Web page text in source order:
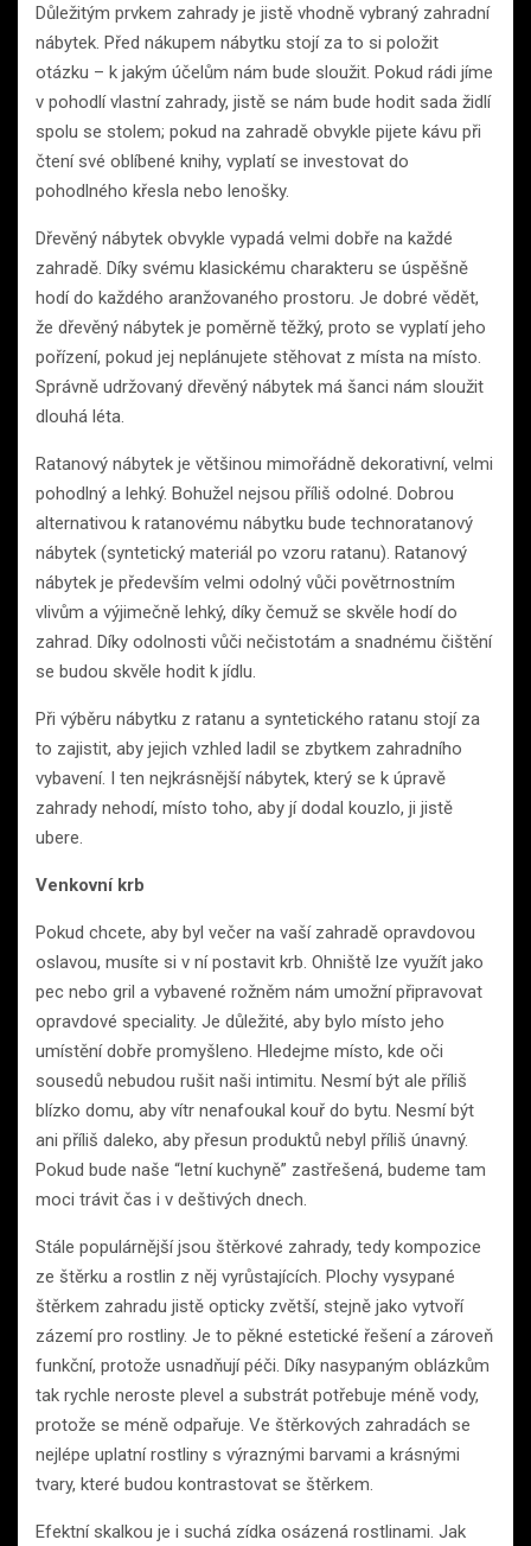
Důležitým prvkem zahrady je jistě vhodně vybraný zahradní
nábytek. Před nákupem nábytku stojí za to si položit
otázku – k jakým účelům nám bude sloužit. Pokud rádi jíme
v pohodlí vlastní zahrady, jistě se nám bude hodit sada židlí
spolu se stolem; pokud na zahradě obvykle pijete kávu při
čtení své oblíbené knihy, vyplatí se investovat do
pohodlného křesla nebo lenošky.
Dřevěný nábytek obvykle vypadá velmi dobře na každé
zahradě. Díky svému klasickému charakteru se úspěšně
hodí do každého aranžovaného prostoru. Je dobré vědět,
že dřevěný nábytek je poměrně těžký, proto se vyplatí jeho
pořízení, pokud jej neplánujete stěhovat z místa na místo.
Správně udržovaný dřevěný nábytek má šanci nám sloužit
dlouhá léta.
Ratanový nábytek je většinou mimořádně dekorativní, velmi
pohodlný a lehký. Bohužel nejsou příliš odolné. Dobrou
alternativou k ratanovému nábytku bude technoratanový
nábytek (syntetický materiál po vzoru ratanu). Ratanový
nábytek je především velmi odolný vůči povětrnostním
vlivům a výjimečně lehký, díky čemuž se skvěle hodí do
zahrad. Díky odolnosti vůči nečistotám a snadnému čištění
se budou skvěle hodit k jídlu.
Při výběru nábytku z ratanu a syntetického ratanu stojí za
to zajistit, aby jejich vzhled ladil se zbytkem zahradního
vybavení. I ten nejkrásnější nábytek, který se k úpravě
zahrady nehodí, místo toho, aby jí dodal kouzlo, ji jistě
ubere.
Venkovní krb
Pokud chcete, aby byl večer na vaší zahradě opravdovou
oslavou, musíte si v ní postavit krb. Ohniště lze využít jako
pec nebo gril a vybavené rožněm nám umožní připravovat
opravdové speciality. Je důležité, aby bylo místo jeho
umístění dobře promyšleno. Hledejme místo, kde oči
sousedů nebudou rušit naši intimitu. Nesmí být ale příliš
blízko domu, aby vítr nenafoukal kouř do bytu. Nesmí být
ani příliš daleko, aby přesun produktů nebyl příliš únavný.
Pokud bude naše “letní kuchyně” zastřešená, budeme tam
moci trávit čas i v deštivých dnech.
Stále populárnější jsou štěrkové zahrady, tedy kompozice
ze štěrku a rostlin z něj vyrůstajících. Plochy vysypané
štěrkem zahradu jistě opticky zvětší, stejně jako vytvoří
zázemí pro rostliny. Je to pěkné estetické řešení a zároveň
funkční, protože usnadňují péči. Díky nasypaným oblázkům
tak rychle neroste plevel a substrát potřebuje méně vody,
protože se méně odpařuje. Ve štěrkových zahradách se
nejlépe uplatní rostliny s výraznými barvami a krásnými
tvary, které budou kontrastovat se štěrkem.
Efektní skalkou je i suchá zídka osázená rostlinami. Jak